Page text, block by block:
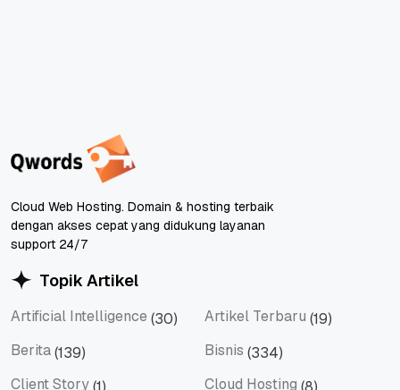
Cloud Web Hosting. Domain & hosting terbaik
dengan akses cepat yang didukung layanan
support 24/7
Topik Artikel
Artificial Intelligence (30) Artikel Terbaru (19)
Berita(139) Bisnis (334)
Client Story
Cloud Hosting